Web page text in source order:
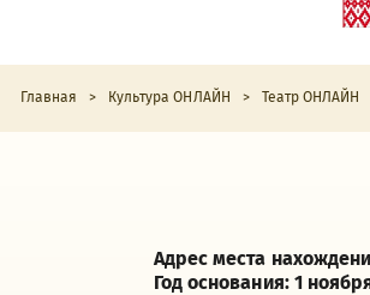
Главная > Культура ОНЛАЙН > Театр ОНЛАЙН
Адрес места
Год основания:1